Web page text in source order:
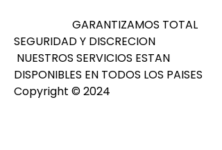
GARANTIZAMOS TOTAL
SEGURIDAD Y DISCRECION
NUESTROS SERVICIOS ESTAN
DISPONIBLES EN TODOS LOS PAISES
Copyright © 2024